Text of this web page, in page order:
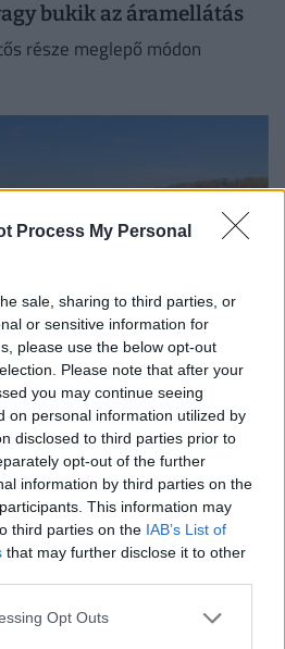
Process My Personal
sale, sharing to third parties, or
or sensitive information for
please use the below opt-out
Please note that after your
you may continue seeing
on personal information utilized by
disclosed to third parties prior to
opt-out of the further
information by third parties on the
This information may
third parties on the IAB’s List of
that may further disclose it to other
Opt Outs
bukik az áramellátás
része meglepő módon
is látszik: brutális,
történt
módon összezsugorodott
kiszáradt tájban, ahol a
partszakaszokat és eddig
tárt fel.